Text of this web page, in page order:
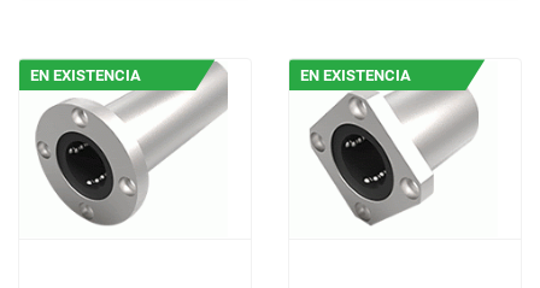
EN EXISTENCIA EN EXISTENCIA